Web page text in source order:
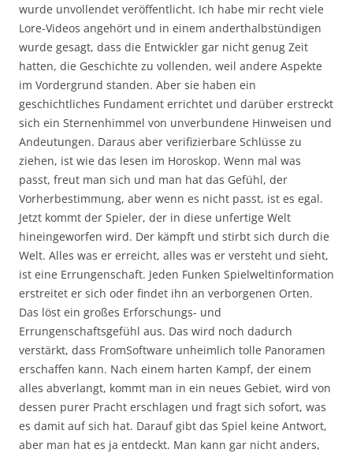
wurde unvollendet veröffentlicht. Ich habe mir recht viele
Lore-Videos angehört und in einem anderthalbstündigen
wurde gesagt, dass die Entwickler gar nicht genug Zeit
hatten, die Geschichte zu vollenden, weil andere Aspekte
im Vordergrund standen. Aber sie haben ein
geschichtliches Fundament errichtet und darüber erstreckt
sich ein Sternenhimmel von unverbundene Hinweisen und
Andeutungen. Daraus aber verifizierbare Schlüsse zu
ziehen, ist wie das lesen im Horoskop. Wenn mal was
passt, freut man sich und man hat das Gefühl, der
Vorherbestimmung, aber wenn es nicht passt, ist es egal.
Jetzt kommt der Spieler, der in diese unfertige Welt
hineingeworfen wird. Der kämpft und stirbt sich durch die
Welt. Alles was er erreicht, alles was er versteht und sieht,
ist eine Errungenschaft. Jeden Funken Spielweltinformation
erstreitet er sich oder findet ihn an verborgenen Orten.
Das löst ein großes Erforschungs- und
Errungenschaftsgefühl aus. Das wird noch dadurch
verstärkt, dass FromSoftware unheimlich tolle Panoramen
erschaffen kann. Nach einem harten Kampf, der einem
alles abverlangt, kommt man in ein neues Gebiet, wird von
dessen purer Pracht erschlagen und fragt sich sofort, was
es damit auf sich hat. Darauf gibt das Spiel keine Antwort,
aber man hat es ja entdeckt. Man kann gar nicht anders,